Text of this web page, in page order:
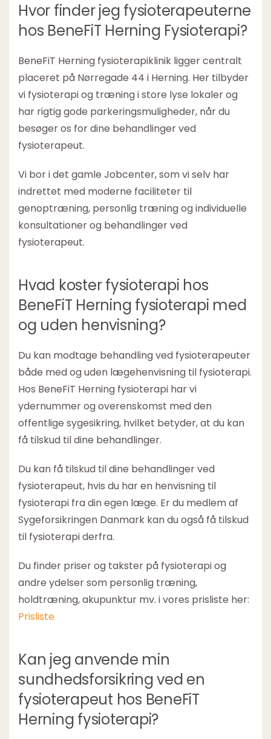
Hvor finder jeg fysioterapeuterne
hos BeneFiT Herning Fysioterapi?
BeneFiT Herning fysioterapiklinik ligger centralt
placeret på Nørregade 44 i Herning. Her tilbyder
vi fysioterapi og træning i store lyse lokaler og
har rigtig gode parkeringsmuligheder, når du
besøger os for dine behandlinger ved
fysioterapeut.
Vi bor i det gamle Jobcenter, som vi selv har
indrettet med moderne faciliteter til
genoptræning, personlig træning og individuelle
konsultationer og behandlinger ved
fysioterapeut.
Hvad koster fysioterapi hos
BeneFiT Herning fysioterapi med
og uden henvisning?
Du kan modtage behandling ved fysioterapeuter
både med og uden lægehenvisning til fysioterapi.
Hos BeneFiT Herning fysioterapi har vi
ydernummer og overenskomst med den
offentlige sygesikring, hvilket betyder, at du kan
få tilskud til dine behandlinger.
Du kan få tilskud til dine behandlinger ved
fysioterapeut, hvis du har en henvisning til
fysioterapi fra din egen læge. Er du medlem af
Sygeforsikringen Danmark kan du også få tilskud
til fysioterapi derfra.
Du finder priser og takster på fysioterapi og
andre ydelser som personlig træning,
holdtræning, akupunktur mv. i vores prisliste her:
Prisliste
Kan jeg anvende min
sundhedsforsikring ved en
fysioterapeut hos BeneFiT
Herning fysioterapi?